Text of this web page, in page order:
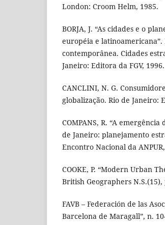
London: Croom Helm, 1985.
BORJA, J. “As cidades e o
européia e latinoamericana”.
contemporânea. Cidades
Janeiro: Editora da FGV, 1996.
CANCLINI, N. G.
globalização. Rio de Janeiro:
COMPANS, R. “A
de Janeiro: planejamento
Encontro Nacional da
COOKE, P. “Modern Urban
British Geographers N.S.(15),
FAVB – Federación de las
Barcelona de Maragall”, n.